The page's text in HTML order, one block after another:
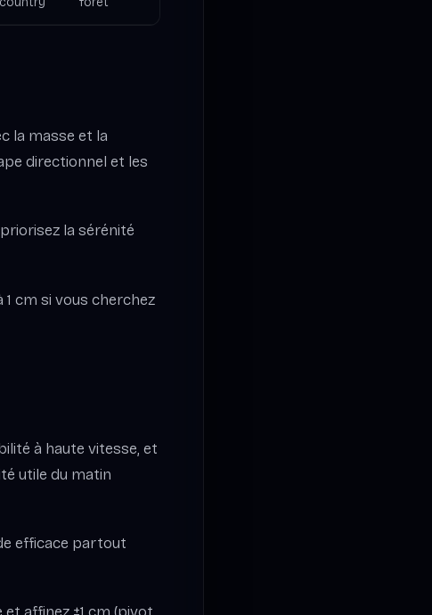
la masse et la
directionnel et les
la sérénité
1 cm si vous cherchez
à haute vitesse, et
utile du matin
efficace partout